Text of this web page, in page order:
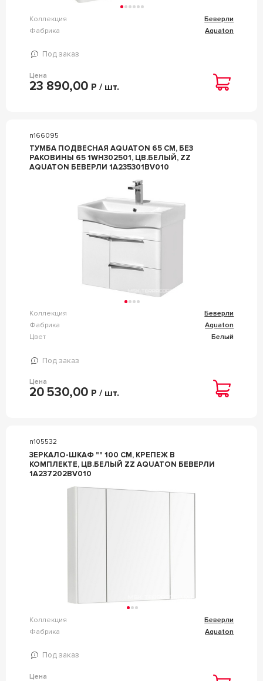
Коллекция
Беверли
Фабрика
Aquaton
Под заказ
Цена
23 890,00 Р / шт.
n166095
ТУМБА ПОДВЕСНАЯ AQUATON 65 СМ, БЕЗ
РАКОВИНЫ 65 1WH302501, ЦВ.БЕЛЫЙ, ZZ
AQUATON БЕВЕРЛИ 1A235301BV010
Коллекция
Беверли
Фабрика
Aquaton
Цвет
Белый
Под заказ
Цена
20 530,00 Р / шт.
n105532
ЗЕРКАЛО-ШКАФ "" 100 СМ, КРЕПЕЖ В
КОМПЛЕКТЕ, ЦВ.БЕЛЫЙ ZZ AQUATON БЕВЕРЛИ
1A237202BV010
Коллекция
Беверли
Фабрика
Aquaton
Под заказ
Цена